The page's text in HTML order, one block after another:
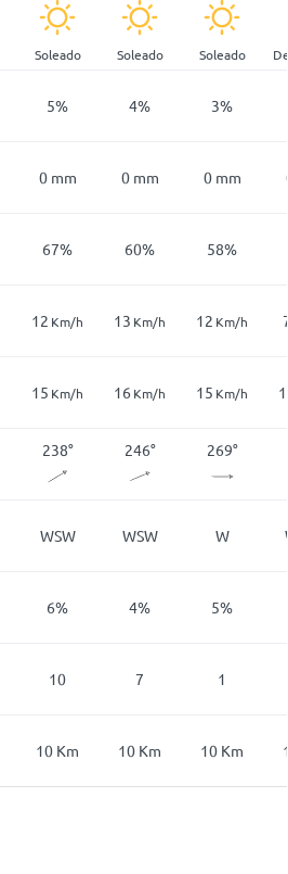
Soleado Soleado Soleado
5% 4% 3%
0 mm 0 mm 0 mm
67% 60% 58%
12 Km/h 13 Km/h 12 Km/h
15 Km/h 16 Km/h 15 Km/h
238° 246° 269°
WSW WSW W
6% 4% 5%
10 7 1
10 Km 10 Km 10 Km